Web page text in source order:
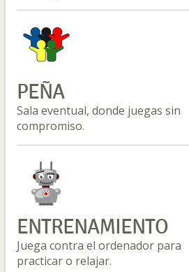
PEÑA
Sala eventual, donde juegas sin
compromiso.
ENTRENAMIENTO
Juega contra el ordenador para
practicar o relajar.